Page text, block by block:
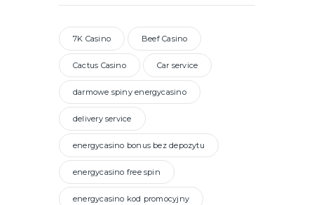
7K Casino Beef Casino
Cactus Casino Car service
darmowe spiny energycasino
delivery service
energycasino bonus bez depozytu
energycasino free spin
energycasino kod promocyjny